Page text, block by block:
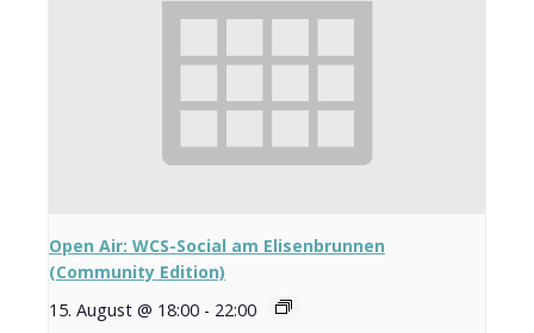
Open Air: WCS-Social am Elisenbrunnen
(Community Edition)
15. August @ 18:00 - 22:00